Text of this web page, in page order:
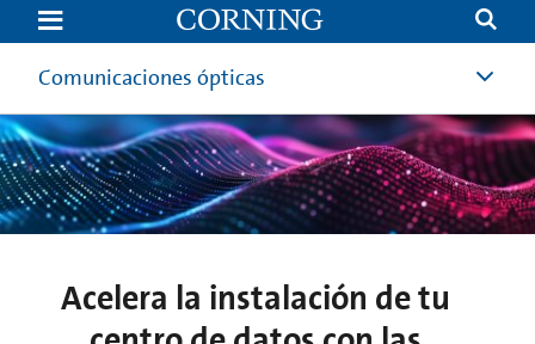
Acelera
instalación
de
datos
con
las
Soluciones
Corning®
GlassWorks
Comunicaciones ópticas
Acelera la instalación de tu